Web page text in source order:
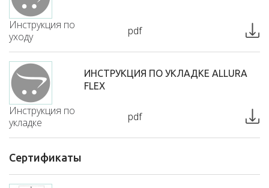
Инструкция по
уходу
pdf
ИНСТРУКЦИЯ ПО УКЛАДКЕ ALLURA
FLEX
Инструкция по
укладке
pdf
Сертификаты